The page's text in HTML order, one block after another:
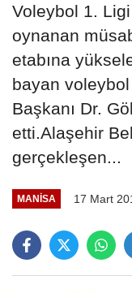
Voleybol 1.
oynanan
etabına
bayan voleybol
Başkanı Dr.
etti.Alaşehir
gerçekleşen...
MANISA 17 Mart